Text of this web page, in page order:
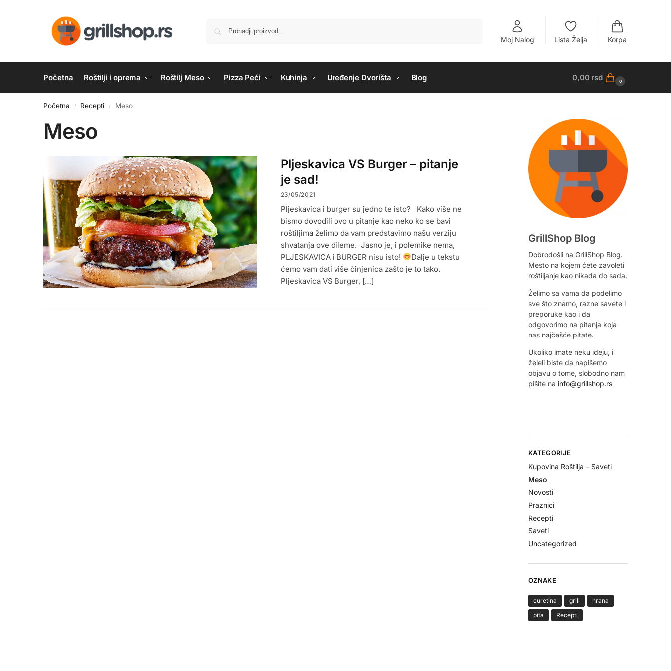
Moj Nalog Lista Želja Korpa
Početna Roštilji i oprema Roštilj Meso Pizza Peći Kuhinja Uređenje Dvorišta Blog 0,00 rsd 0
Početna / Recepti / Meso
Meso
Pljeskavica VS Burger – pitanje
je sad!
23/05/2021
Pljeskavica i burger su jedno te isto? Kako više ne
bismo dovodili ovo u pitanje kao neko ko se bavi
roštiljima želimo da vam predstavimo našu verziju
shvatanja ove dileme. Jasno je, i polemike nema,
PLJESKAVICA i BURGER nisu isto!
Dalje u tekstu
ćemo vam dati više činjenica zašto je to tako.
Pljeskavica VS Burger, […]
GrillShop Blog
Dobrodošli na GrillShop Blog.
Mesto na kojem ćete zavoleti
roštiljanje kao nikada do sada.
Želimo sa vama da podelimo
sve što znamo, razne savete i
preporuke kao i da
odgovorimo na pitanja koja
nas najčešće pitate.
Ukoliko imate neku ideju, i
želeli biste da napišemo
objavu o tome, slobodno nam
pišite na info@grillshop.rs
KATEGORIJE
Kupovina Roštilja – Saveti
Meso
Novosti
Praznici
Recepti
Saveti
Uncategorized
OZNAKE
curetina grill
hrana
pita
Recepti